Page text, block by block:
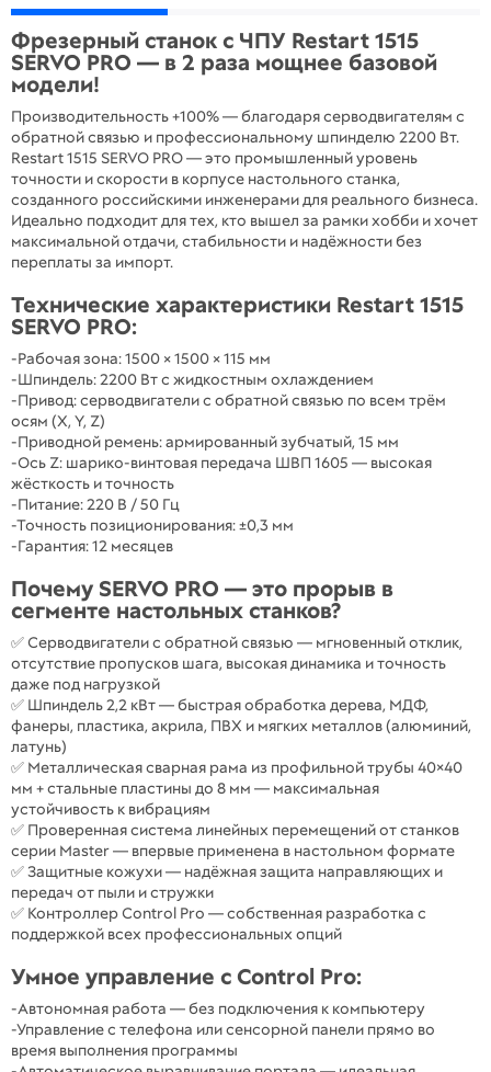
Фрезерный станок с ЧПУ Restart 1515
SERVO PRO — в 2 раза мощнее базовой
модели!
Производительность +100% — благодаря серводвигателям с
обратной связью и профессиональному шпинделю 2200 Вт.
Restart 1515 SERVO PRO — это промышленный уровень
точности и скорости в корпусе настольного станка,
созданного российскими инженерами для реального бизнеса.
Идеально подходит для тех, кто вышел за рамки хобби и хочет
максимальной отдачи, стабильности и надёжности без
переплаты за импорт.
Технические характеристики Restart 1515
SERVO PRO:
-Рабочая зона: 1500 × 1500 × 115 мм
-Шпиндель: 2200 Вт с жидкостным охлаждением
-Привод: серводвигатели с обратной связью по всем трём
осям (X, Y, Z)
-Приводной ремень: армированный зубчатый, 15 мм
-Ось Z: шарико-винтовая передача ШВП 1605 — высокая
жёсткость и точность
-Питание: 220 В / 50 Гц
-Точность позиционирования: ±0,3 мм
-Гарантия: 12 месяцев
Почему SERVO PRO — это прорыв в
сегменте настольных станков?
✅ Серводвигатели с обратной связью — мгновенный отклик,
отсутствие пропусков шага, высокая динамика и точность
даже под нагрузкой
✅ Шпиндель 2,2 кВт — быстрая обработка дерева, МДФ,
фанеры, пластика, акрила, ПВХ и мягких металлов (алюминий,
латунь)
✅ Металлическая сварная рама из профильной трубы 40×40
мм + стальные пластины до 8 мм — максимальная
устойчивость к вибрациям
✅ Проверенная система линейных перемещений от станков
серии Master — впервые применена в настольном формате
✅ Защитные кожухи — надёжная защита направляющих и
передач от пыли и стружки
✅ Контроллер Control Pro — собственная разработка с
поддержкой всех профессиональных опций
Умное управление с Control Pro:
-Автономная работа — без подключения к компьютеру
-Управление с телефона или сенсорной панели прямо во
время выполнения программы